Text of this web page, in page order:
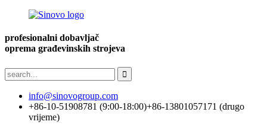
profesionalni dobavljač
oprema građevinskih strojeva
info@sinovogroup.com
+86-10-51908781 (9:00-18:00)+86-13801057171 (drugo
vrijeme)